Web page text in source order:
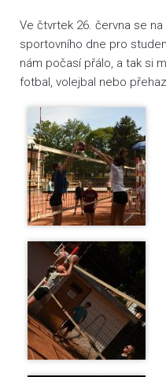
Ve čtvrtek 26. června se
sportovního dne pro
nám počasí přálo, a tak si
fotbal, volejbal nebo